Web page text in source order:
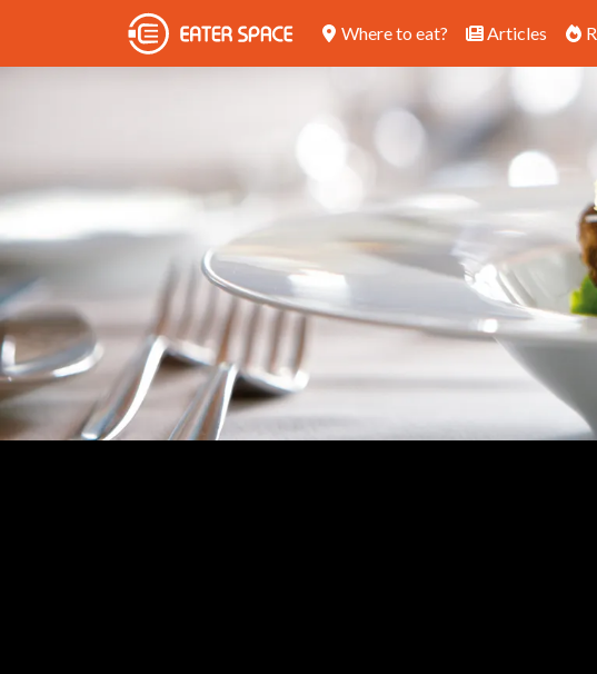
Where to eat? Articles